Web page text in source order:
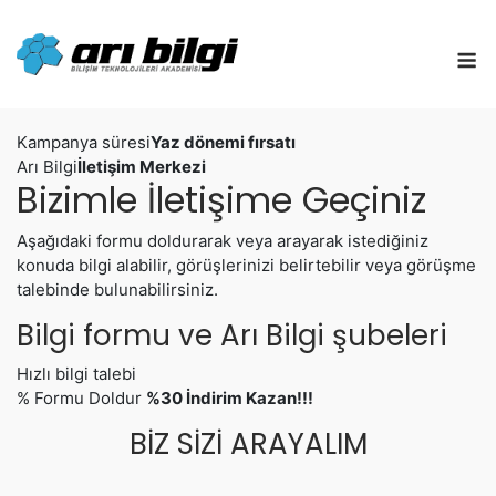
content
Kampanya süresiYaz dönemi fırsatı
Arı Bilgiİletişim Merkezi
Bizimle İletişime Geçiniz
Aşağıdaki formu doldurarak veya arayarak istediğiniz
konuda bilgi alabilir, görüşlerinizi belirtebilir veya görüşme
talebinde bulunabilirsiniz.
Bilgi formu ve Arı Bilgi şubeleri
Hızlı bilgi talebi
% Formu Doldur %30 İndirim Kazan!!!
BİZ SİZİ ARAYALIM